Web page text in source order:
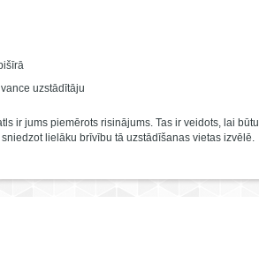
uzstādītāju
ir jums piemērots risinājums. Tas ir veidots, lai būtu
lielāku brīvību tā uzstādīšanas vietas izvēlē.